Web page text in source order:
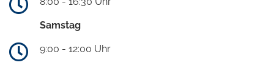
Samstag
9:00 - 12:00 Uhr